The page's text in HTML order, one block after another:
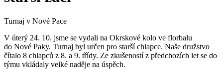
Turnaj v Nové Pace
V úterý 24. 10. jsme se vydali na Okrskové kolo ve florbalu
do Nové Paky. Turnaj byl určen pro starší chlapce. Naše družstvo
čítalo 8 chlapců z 8. a 9. třídy. Ze zkušeností z předchozích let se do
týmu vkládaly velké naděje na úspěch.